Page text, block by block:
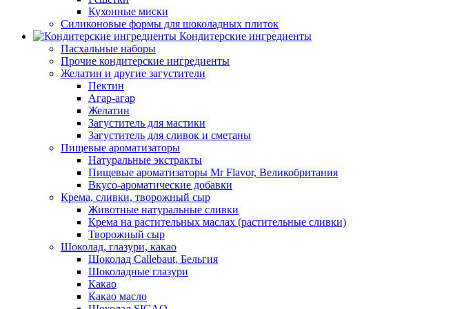
Кухонные миски
Силиконовые формы для шоколадных плиток
Кондитерские ингредиенты
Пасхальные наборы
Прочие кондитерские ингредиенты
Желатин и другие загустители
Пектин
Агар-агар
Желатин
Загуститель для мастики
Загуститель для сливок и сметаны
Пищевые ароматизаторы
Натуральные экстракты
Пищевые ароматизаторы Mr Flavor, Великобритания
Вкусо-ароматические добавки
Крема, сливки, творожный сыр
Животные натуральные сливки
Крема на растительных маслах (растительные сливки)
Творожный сыр
Шоколад, глазури, какао
Шоколад Callebaut, Бельгия
Шоколадные глазури
Какао
Какао масло